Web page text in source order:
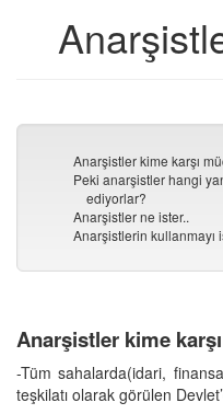
Anarşistler kime karşı
Peki anarşistler hangi
ediyorlar?
Anarşistler ne ister..
Anarşistlerin kullanmayı
Anarşistler kime
-Tüm sahalarda(idari,
teşkilatı olarak görülen